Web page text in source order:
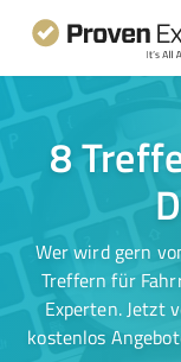
8
Wer wird gern
Treffern für
Experten. Jetzt
kostenlos